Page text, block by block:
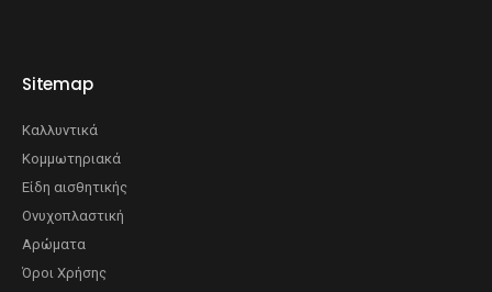
Sitemap
Καλλυντικά
Κομμωτηριακά
Είδη αισθητικής
Ονυχοπλαστική
Αρώματα
Όροι Χρήσης